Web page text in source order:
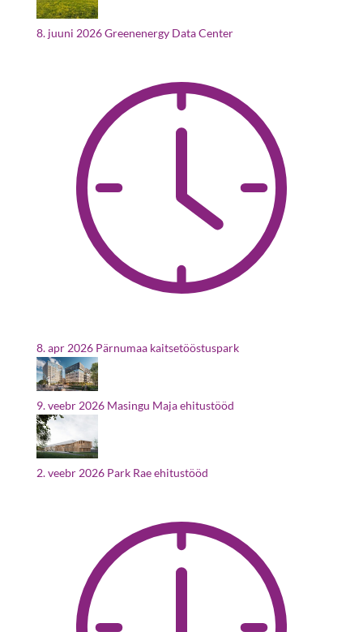
8. juuni 2026Greenenergy Data Center
8. apr 2026 Pärnumaa kaitsetööstuspark
9. veebr 2026 Masingu Maja ehitustööd
2. veebr 2026 Park Rae ehitustööd